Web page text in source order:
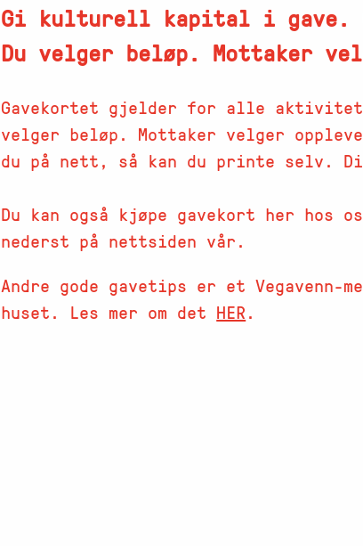
Gi kulturell kapital i gave.
Du velger beløp. Mottaker
Gavekortet gjelder for alle
velger beløp. Mottaker velger
du på nett, så kan du printe selv.
Du kan også kjøpe gavekort her hos
nederst på nettsiden vår.
Andre gode gavetips er et Vegavenn-
huset. Les mer om det HER.